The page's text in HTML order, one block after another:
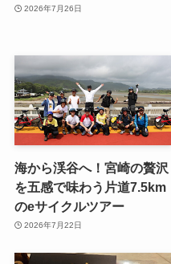
2026年7月26日
海から渓谷へ！宮崎の贅沢
を五感で味わう片道7.5km
のeサイクルツアー
2026年7月22日